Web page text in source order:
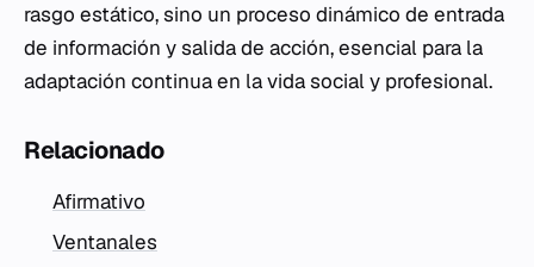
rasgo estático, sino un proceso dinámico de entrada
de información y salida de acción, esencial para la
adaptación continua en la vida social y profesional.
Relacionado
Afirmativo
Ventanales